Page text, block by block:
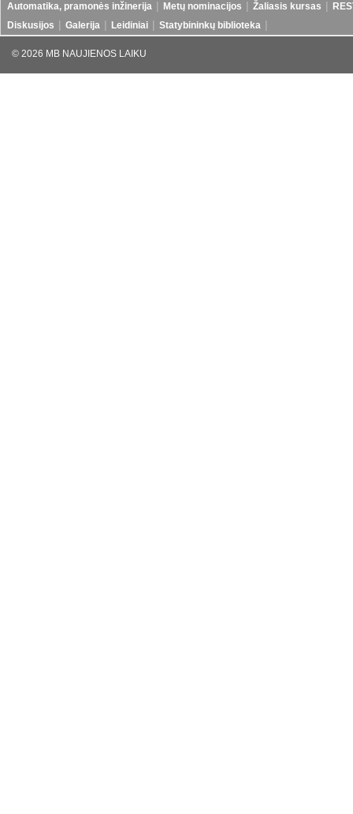
Automatika, pramonės inžinerija
Metų nominacijos Žaliasis kursas
Diskusijos
Galerija Leidiniai Statybininkų biblioteka
© 2026 MB NAUJIENOS LAIKU